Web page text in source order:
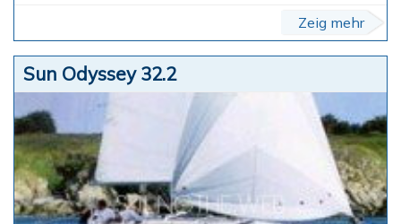
Zeig mehr
Sun Odyssey 32.2